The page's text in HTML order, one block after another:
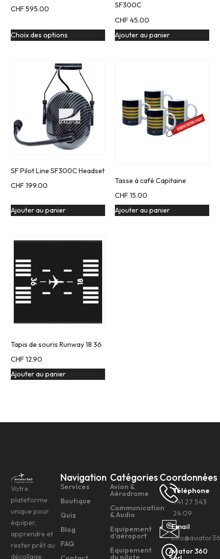
CHF595.00
Choix des options
SF300C
CHF45.00
Ajouter au panier
SF Pilot Line SF300C Headset
CHF199.00
Ajouter au panier
Tasse à café Capitaine
CHF15.00
Ajouter au panier
Tapis de souris Runway 18 36
CHF12.90
Ajouter au panier
Votre
plateforme
unique pour
équiper,
apprendre et
rester prêt au
décollage.
Navigation
Services
Boutique
Quiz
Blog
FAQ
Catégories
Avion &
Aérodrome
Communication
& Audio
Equipement
d'aéroport
Equipement
du pilote
Coordonnées
Téléphone
+41 27 543
24 09
Email
Aviator 360